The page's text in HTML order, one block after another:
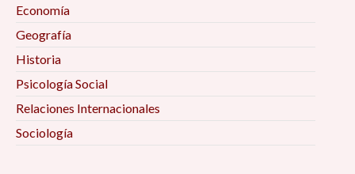
Desafíos teórico-metodológicos para el
estudio de los movimientos sociales, la política
pandemia 10:00 am
Artes y espacio público post- COVID-19 10:15
Economía
Geografía
Historia
Psicología Social
Relaciones Internacionales
Sociología